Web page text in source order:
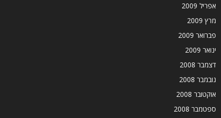
אפריל 2009
מרץ 2009
פברואר 2009
ינואר 2009
דצמבר 2008
נובמבר 2008
אוקטובר 2008
ספטמבר 2008